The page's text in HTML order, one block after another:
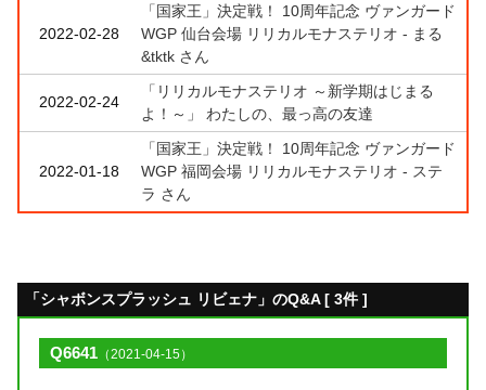
2022-02-28
「国家王」決定戦！ 10周年記念 ヴァンガード
WGP 仙台会場 リリカルモナステリオ - まる
&tktk さん
2022-02-24
「リリカルモナステリオ ～新学期はじまる
よ！～」 わたしの、最っ高の友達
2022-01-18
「国家王」決定戦！ 10周年記念 ヴァンガード
WGP 福岡会場 リリカルモナステリオ - ステ
ラ さん
「シャボンスプラッシュ リビェナ」のQ&A [ 3件 ]
Q6641 （2021-04-15）